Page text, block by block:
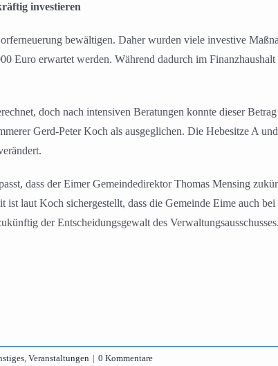
investieren
bewältigen. Daher wurden viele investive
Euro erwartet werden. Während dadurch im
doch nach intensiven Beratungen konnte dieser
Gerd-Peter Koch als ausgeglichen. Die Hebesitze A
dass der Eimer Gemeindedirektor Thomas Mensing
laut Koch sichergestellt, dass die Gemeinde Eime auch
der Entscheidungsgewalt des Verwaltungsausschusses.
, Veranstaltungen | 0 Kommentare